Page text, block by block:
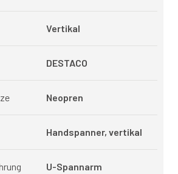
Vertikal
DESTACO
Neopren
Handspanner, vertikal
U-Spannarm